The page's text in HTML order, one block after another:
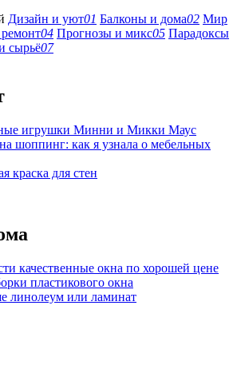
Дизайн и уют01 Балконы и дома02 Мир
04 Прогнозы и микс05 Парадоксы
сырьё07
игрушки Минни и Микки Маус
шоппинг: как я узнала о мебельных
краска для стен
качественные окна по хорошей цене
пластикового окна
линолеум или ламинат